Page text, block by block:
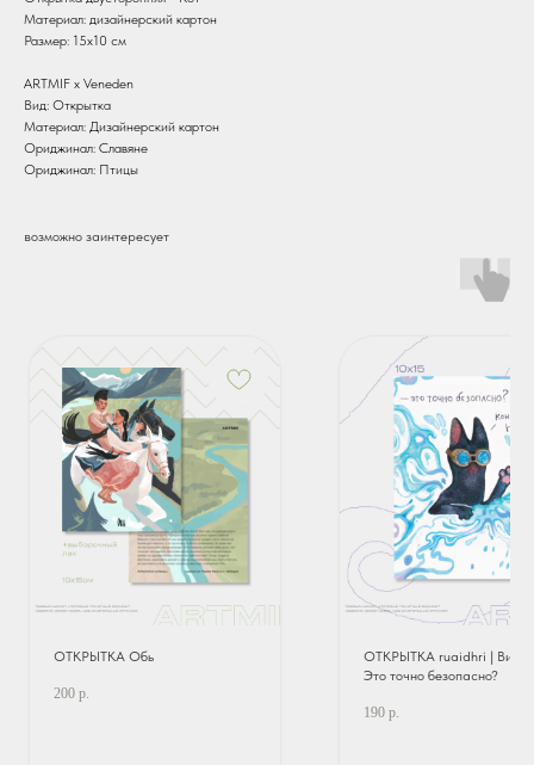
Материал: дизайнерский картон
Размер: 15х10 см
ARTMIF x Veneden
Вид: Открытка
Материал: Дизайнерский картон
Ориджинал: Славяне
Ориджинал: Птицы
возможно заинтересует
ОТКРЫТКА Обь
200 р.
ОТКРЫТКА ruaidhri |
Это точно безопасно?
190 р.